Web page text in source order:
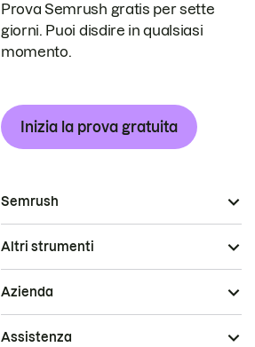
Prova Semrush gratis per sette
giorni. Puoi disdire in qualsiasi
momento.
Inizia la prova gratuita
Semrush
Altri strumenti
Azienda
Assistenza